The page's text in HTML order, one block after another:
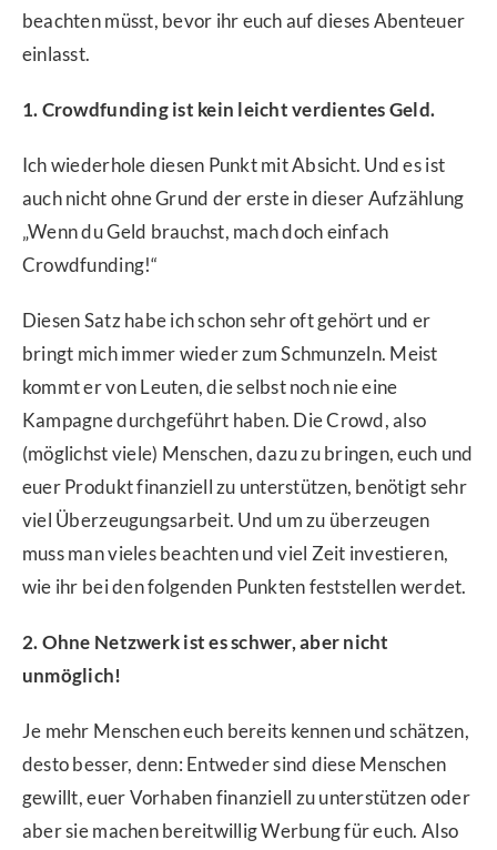
beachten müsst, bevor ihr euch auf dieses Abenteuer
einlasst.
1. Crowdfunding ist kein leicht verdientes Geld.
Ich wiederhole diesen Punkt mit Absicht. Und es ist
auch nicht ohne Grund der erste in dieser Aufzählung
„Wenn du Geld brauchst, mach doch einfach
Crowdfunding!“
Diesen Satz habe ich schon sehr oft gehört und er
bringt mich immer wieder zum Schmunzeln. Meist
kommt er von Leuten, die selbst noch nie eine
Kampagne durchgeführt haben. Die Crowd, also
(möglichst viele) Menschen, dazu zu bringen, euch und
euer Produkt finanziell zu unterstützen, benötigt sehr
viel Überzeugungsarbeit. Und um zu überzeugen
muss man vieles beachten und viel Zeit investieren,
wie ihr bei den folgenden Punkten feststellen werdet.
2. Ohne Netzwerk ist es schwer, aber nicht
unmöglich!
Je mehr Menschen euch bereits kennen und schätzen,
desto besser, denn: Entweder sind diese Menschen
gewillt, euer Vorhaben finanziell zu unterstützen oder
aber sie machen bereitwillig Werbung für euch. Also